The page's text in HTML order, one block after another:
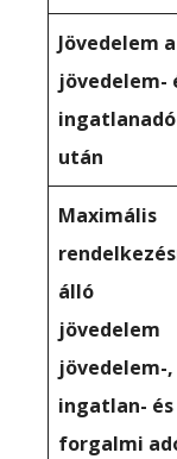
Jövedelem a
jövedelem-
ingatlanadó
után
Maximális
álló
jövedelem
jövedelem-,
ingatlan- és
forgalmi